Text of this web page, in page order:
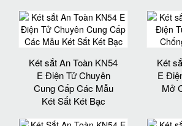
Két sắt An Toàn KN54
E Điện Tử Chuyên
Cung Cấp Các Mẫu
Két Sắt Két Bạc
Két
E
Mở